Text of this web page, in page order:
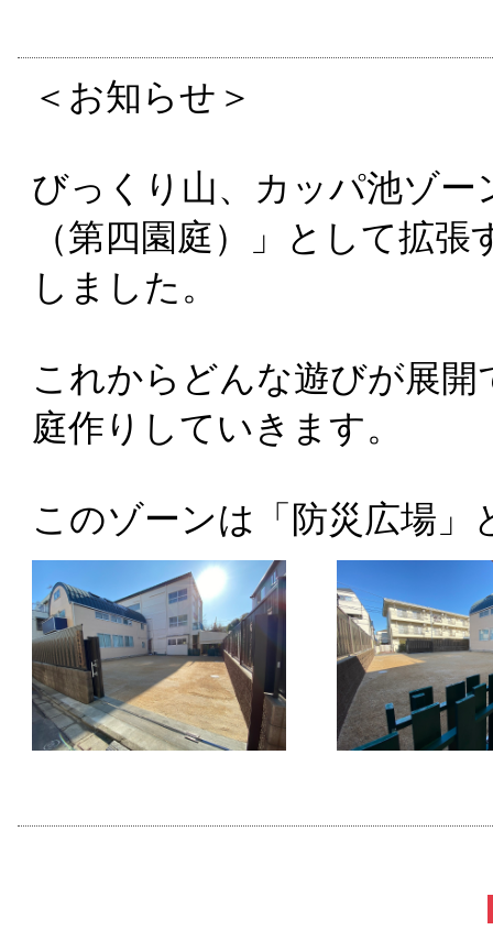
＜お知らせ＞
びっくり山、カッパ池ゾ
（第四園庭）」として拡
しました。
これからどんな遊びが展
庭作りしていきます。
このゾーンは「防災広場